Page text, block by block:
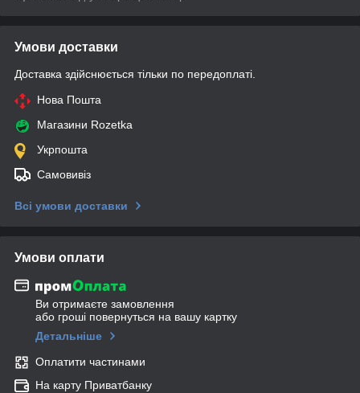
Умови доставки
Доставка здійснюється тільки по передоплаті.
Нова Пошта
Магазини Rozetka
Укрпошта
Самовивіз
Всі умови доставки
Умови оплати
Ви отримаєте замовлення
або гроші повернуться на вашу картку
Детальніше
Оплатити частинами
На карту Приватбанку